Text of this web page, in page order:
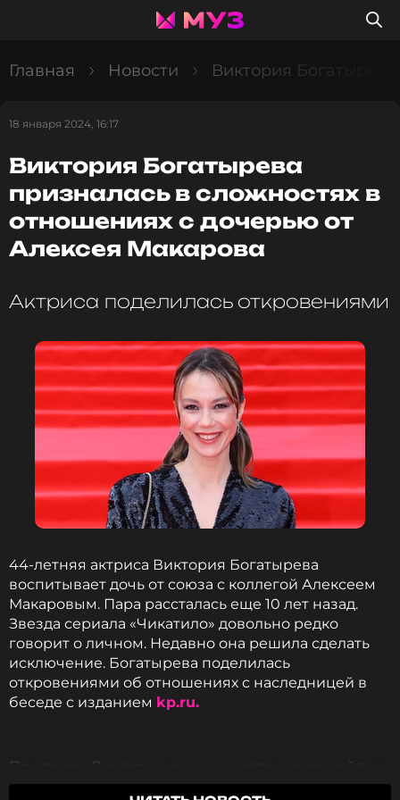
Главная Новости Виктория
18 января 2024, 16:17
Виктория Богатырева
призналась в сложностях в
отношениях с дочерью от
Алексея Макарова
Актриса поделилась откровениями
44-летняя актриса Виктория Богатырева
воспитывает дочь от союза с коллегой Алексеем
Макаровым. Пара рассталась еще 10 лет назад.
Звезда сериала «Чикатило» довольно редко
говорит о личном. Недавно она решила сделать
исключение. Богатырева поделилась
откровениями об отношениях с наследницей в
беседе с изданием kp.ru.
По словам Виктории, она не всегда может найти
общий язык с 13-летней дочерью. «Варя уже в